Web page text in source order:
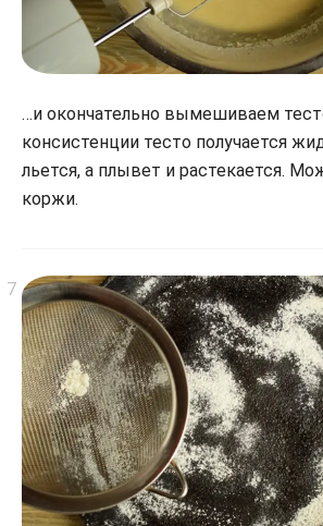
…и окончательно вымешиваем
консистенции тесто получается
льется, а плывет и растекается.
коржи.